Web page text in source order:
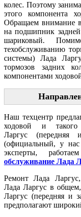
колес. Поэтому
этого компонента
Обращаем внимание
на подшипник
шариковый.
техобслуживанию
системы) Лада
тормозов задних
компонентами
Наш техцентр
ходовой и
Ларгус (передняя
(официальный, у
эксперты,
обслуживание Лада
Ремонт Лада
Лада Ларгус в общем,
Ларгус (передняя и
предполагают